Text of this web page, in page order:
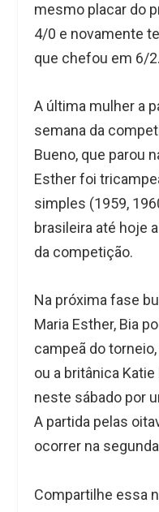
mesmo placar do
4/0 e novamente
que chefou em 6/2.
A última mulher a
semana da
Bueno, que parou
Esther foi
simples (1959,
brasileira até hoje
da competição.
Na próxima fase
Maria Esther, Bia
campeã do
ou a britânica
neste sábado por
A partida pelas
ocorrer na
Compartilhe essa